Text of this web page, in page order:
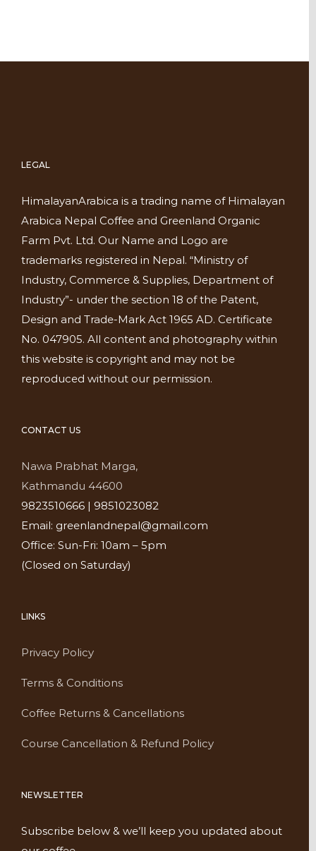
LEGAL
HimalayanArabica is a trading name of Himalayan
Arabica Nepal Coffee and Greenland Organic
Farm Pvt. Ltd. Our Name and Logo are
trademarks registered in Nepal. “Ministry of
Industry, Commerce & Supplies, Department of
Industry”- under the section 18 of the Patent,
Design and Trade-Mark Act 1965 AD. Certificate
No. 047905. All content and photography within
this website is copyright and may not be
reproduced without our permission.
CONTACT US
Nawa Prabhat Marga,
Kathmandu 44600
9823510666 | 9851023082
Email: greenlandnepal@gmail.com
Office: Sun-Fri: 10am – 5pm
(Closed on Saturday)
LINKS
Privacy Policy
Terms & Conditions
Coffee Returns & Cancellations
Course Cancellation & Refund Policy
NEWSLETTER
Subscribe below & we’ll keep you updated about